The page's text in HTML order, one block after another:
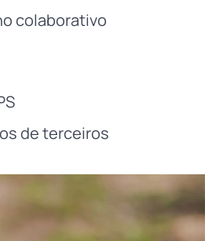
colaborativo
de terceiros